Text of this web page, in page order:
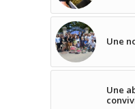
Une
Une